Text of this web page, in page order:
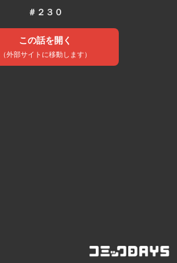
＃２３０
この話を開く
（外部サイトに移動します）